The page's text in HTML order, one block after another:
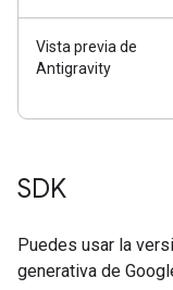
Vista previa de
Antigravity
SDK
Puedes usar la
generativa de